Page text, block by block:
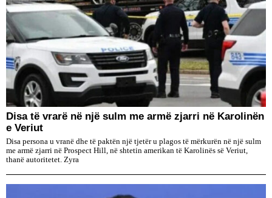
Disa të vrarë në një sulm me armë zjarri në Karolinën
e Veriut
Disa persona u vranë dhe të paktën një tjetër u plagos të mërkurën në një sulm
me armë zjarri në Prospect Hill, në shtetin amerikan të Karolinës së Veriut,
thanë autoritetet. Zyra